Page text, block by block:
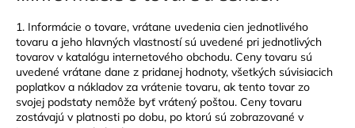
1. Informácie o tovare, vrátane uvedenia cien jednotlivého
tovaru a jeho hlavných vlastností sú uvedené pri jednotlivých
tovarov v katalógu internetového obchodu. Ceny tovaru sú
uvedené vrátane dane z pridanej hodnoty, všetkých súvisiacich
poplatkov a nákladov za vrátenie tovaru, ak tento tovar zo
svojej podstaty nemôže byť vrátený poštou. Ceny tovaru
zostávajú v platnosti po dobu, po ktorú sú zobrazované v